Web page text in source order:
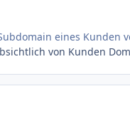
eines Kunden
von Kunden